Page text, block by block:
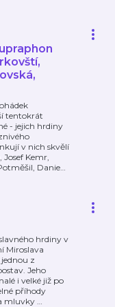
tentokrát
- jejich hrdiny
v nich skvělí
Josef Kemr,
Danie…
hrdiny v
Miroslava
z
Jeho
i velké již po
příhody
mluvky …